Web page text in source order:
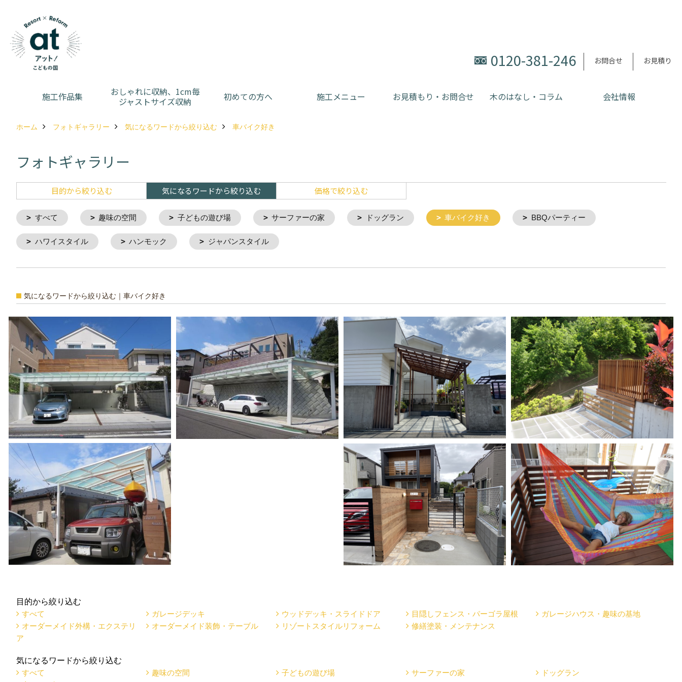
0120-381-246 お問合せ お見積り
施工作品集
おしゃれに収納、1cm毎
ジャストサイズ収納
初めての方へ 施工メニュー お見積もり・お問合せ 木のはなし・コラム 会社情報
ホーム フォトギャラリー 気になるワードから絞り込む 車バイク好き
フォトギャラリー
目的から絞り込む 気になるワードから絞り込む 価格で絞り込む
すべて 趣味の空間 子どもの遊び場 サーファーの家 ドッグラン 車バイク好き BBQパーティー
ハワイスタイル ハンモック ジャパンスタイル
気になるワードから絞り込む｜車バイク好き
目的から絞り込む
すべて
ガレージデッキ ウッドデッキ・スライドドア 目隠しフェンス・パーゴラ屋根
ガレージハウス・趣味の基地
オーダーメイド外構・エクステリ
ア
オーダーメイド装飾・テーブル リゾートスタイルリフォーム 修繕塗装・メンテナンス
気になるワードから絞り込む
すべて
趣味の空間 子どもの遊び場 サーファーの家
ドッグラン